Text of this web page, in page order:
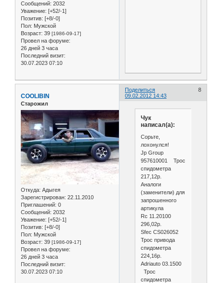
Сообщений: 2032
Уважение: [+52/-1]
Позитив: [+8/-0]
Пол: Мужской
Возраст: 39 [1986-09-17]
Провел на форуме:
26 дней 3 часа
Последний визит:
30.07.2023 07:10
Поделиться
8
09.02.2012 14:43
COOLIBIN
Старожил
Откуда: Адыгея
Зарегистрирован: 22.11.2010
Приглашений: 0
Сообщений: 2032
Уважение: [+52/-1]
Позитив: [+8/-0]
Пол: Мужской
Возраст: 39 [1986-09-17]
Провел на форуме:
26 дней 3 часа
Последний визит:
30.07.2023 07:10
Чук
написал(а):
Сорьте,
лохонулся!
Jp Group
957610001 Трос
спидометра
217,12р.
Аналоги
(заменители) для
запрошенного
артикула
Rc 11.20100
296,02р.
Sfec CS026052
Трос привода
спидометра
224,16р.
Adriauto 03.1500
Трос
спидометра